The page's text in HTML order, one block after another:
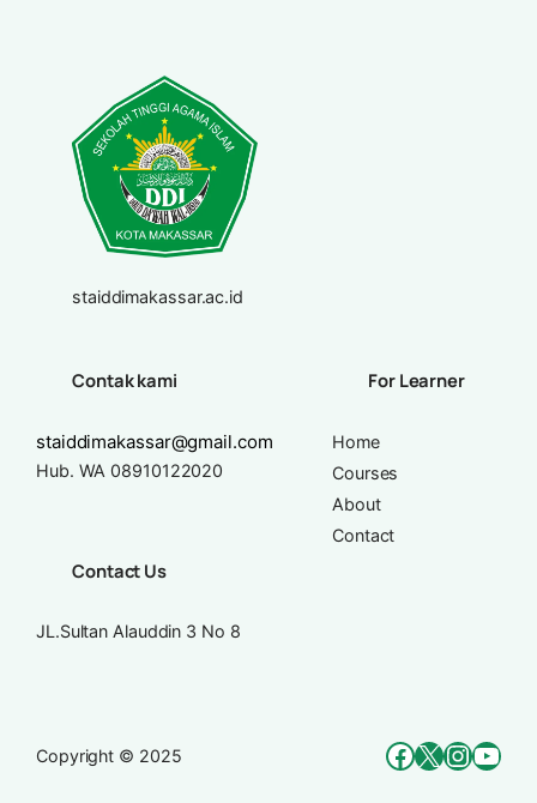
staiddimakassar.ac.id
Contak kami
staiddimakassar@gmail.com
Hub. WA 08910122020
For Learner
Home
Courses
About
Contact
Contact Us
JL.Sultan Alauddin 3 No 8
Copyright © 2025 Facebook
X